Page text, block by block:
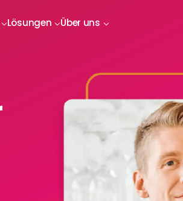
Lösungen Über uns